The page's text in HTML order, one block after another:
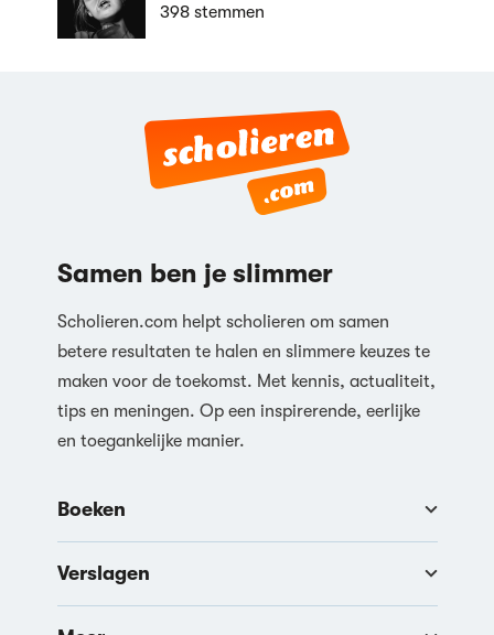
398 stemmen
Samen ben je slimmer
Scholieren.com helpt scholieren om samen
betere resultaten te halen en slimmere keuzes te
maken voor de toekomst. Met kennis, actualiteit,
tips en meningen. Op een inspirerende, eerlijke
en toegankelijke manier.
Boeken
Verslagen